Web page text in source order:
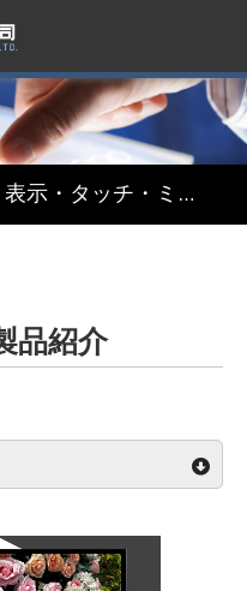
Capacitive Touch Panel developed by WAYTON
【デザインと機能の融合】表示・タッチ・ミラーを融合したインテリジェント3in1ディスプレイモジュール
品紹介